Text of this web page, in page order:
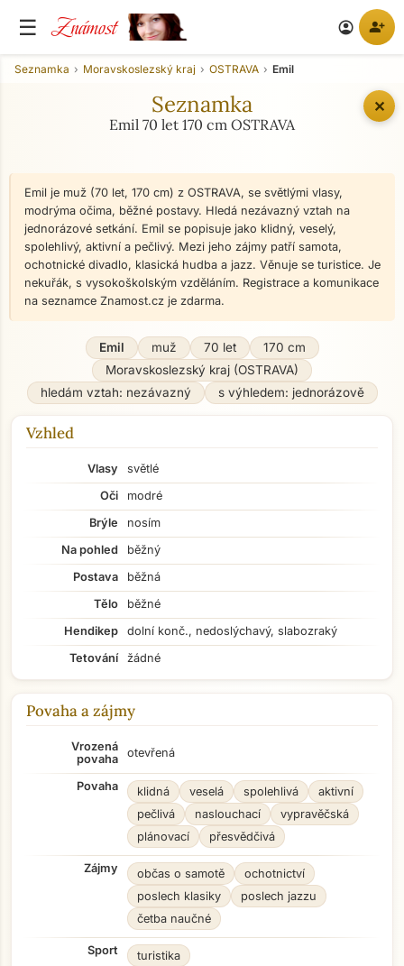
☰ Známost account_circle person_add
✕
Seznamka Moravskoslezský kraj OSTRAVA Emil
Seznamka
Emil 70 let 170 cm OSTRAVA
Emil je muž (70 let, 170 cm) z OSTRAVA, se světlými vlasy,
modrýma očima, běžné postavy. Hledá nezávazný vztah na
jednorázové setkání. Emil se popisuje jako klidný, veselý,
spolehlivý, aktivní a pečlivý. Mezi jeho zájmy patří samota,
ochotnické divadlo, klasická hudba a jazz. Věnuje se turistice. Je
nekuřák, s vysokoškolským vzděláním. Registrace a komunikace
na seznamce Znamost.cz je zdarma.
Emil muž 70 let
170 cm
Moravskoslezský kraj (OSTRAVA)
hledám vztah: nezávazný
s výhledem: jednorázově
Vzhled
Vlasy
světlé
Oči
modré
Brýle
nosím
Na pohled
běžný
Postava
běžná
Tělo
běžné
Hendikep
dolní konč., nedoslýchavý, slabozraký
Tetování
žádné
Povaha a zájmy
Vrozená
povaha
otevřená
Povaha klidná veselá spolehlivá
aktivní
pečlivá
naslouchací
vypravěčská
plánovací
přesvědčivá
Zájmy občas o samotě
ochotnictví
poslech klasiky
poslech jazzu
četba naučné
Sport turistika